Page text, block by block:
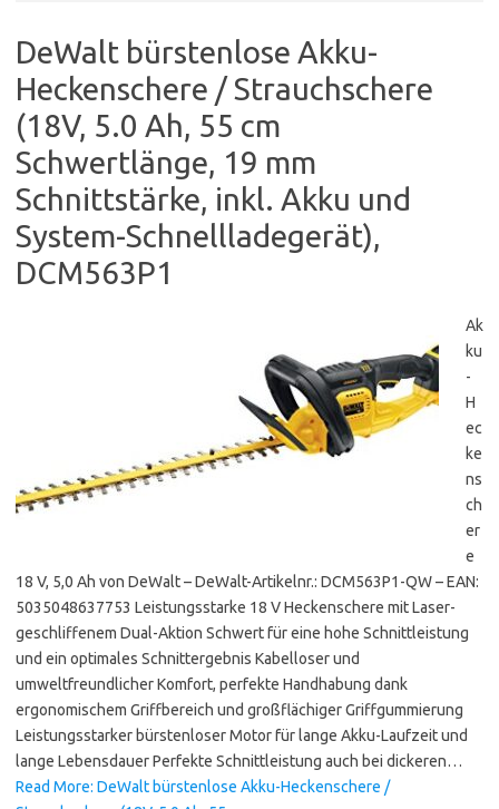
DeWalt bürstenlose Akku-
Heckenschere / Strauchschere
(18V, 5.0 Ah, 55 cm
Schwertlänge, 19 mm
Schnittstärke, inkl. Akku und
System-Schnellladegerät),
DCM563P1
Ak
ku
-
H
ec
ke
ns
ch
er
e
18 V, 5,0 Ah von DeWalt – DeWalt-Artikelnr.: DCM563P1-QW – EAN:
5035048637753 Leistungsstarke 18 V Heckenschere mit Laser-
geschliffenem Dual-Aktion Schwert für eine hohe Schnittleistung
und ein optimales Schnittergebnis Kabelloser und
umweltfreundlicher Komfort, perfekte Handhabung dank
ergonomischem Griffbereich und großflächiger Griffgummierung
Leistungsstarker bürstenloser Motor für lange Akku-Laufzeit und
lange Lebensdauer Perfekte Schnittleistung auch bei dickeren…
Read More: DeWalt bürstenlose Akku-Heckenschere /